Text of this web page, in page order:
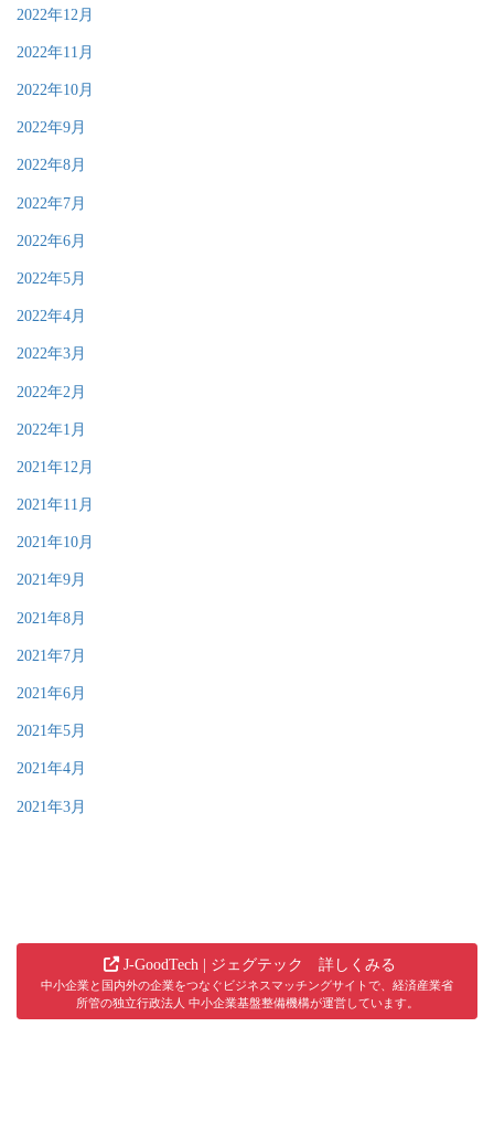
2022年12月
2022年11月
2022年10月
2022年9月
2022年8月
2022年7月
2022年6月
2022年5月
2022年4月
2022年3月
2022年2月
2022年1月
2021年12月
2021年11月
2021年10月
2021年9月
2021年8月
2021年7月
2021年6月
2021年5月
2021年4月
2021年3月
J-GoodTech | ジェグテック 詳しくみる
中小企業と国内外の企業をつなぐビジネスマッチングサイトで、経済産業省
所管の独立行政法人 中小企業基盤整備機構が運営しています。